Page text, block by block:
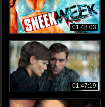
01:48:03
01:47:19